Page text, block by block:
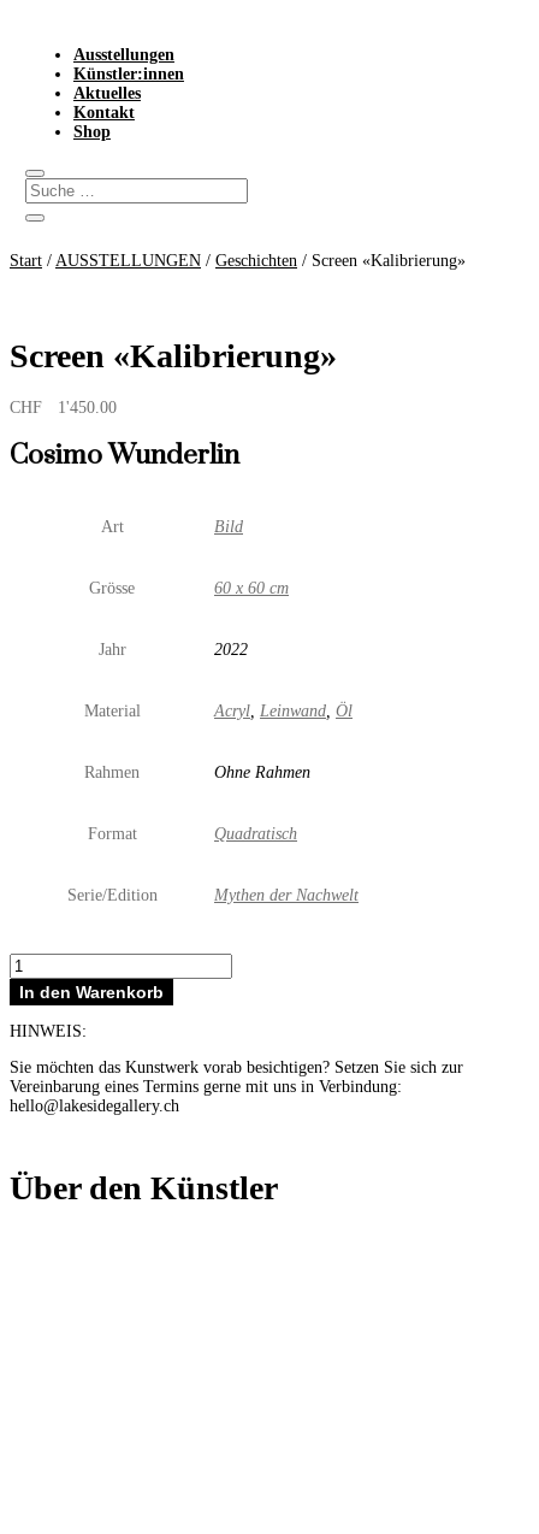
Ausstellungen
Künstler:innen
Aktuelles
Kontakt
Shop
Start / AUSSTELLUNGEN / Geschichten / Screen «Kalibrierung»
Screen «Kalibrierung»
CHF 1'450.00
Cosimo Wunderlin
Art Bild
Grösse 60 x 60 cm
Jahr 2022
Material Acryl Leinwand Öl
Rahmen Ohne Rahmen
Format Quadratisch
Serie/Edition Mythen der Nachwelt
Screen
«Kalibrierung»
Menge
In den Warenkorb
HINWEIS:
Sie möchten das Kunstwerk vorab besichtigen? Setzen Sie sich zur
Vereinbarung eines Termins gerne mit uns in Verbindung:
hello@lakesidegallery.ch
Über den Künstler